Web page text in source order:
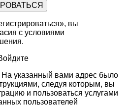
вы
с условиями
.
указанный вами адрес было
следуя которым, вы
и пользоваться услугами
пользователей